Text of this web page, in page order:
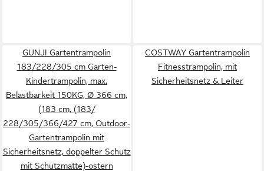
GUNJI Gartentrampolin
183/228/305 cm Garten-
Kindertrampolin, max.
Belastbarkeit 150KG, Ø 366 cm,
(183 cm, (183/
228/305/366/427 cm, Outdoor-
Gartentrampolin mit
Sicherheitsnetz, doppelter Schutz
mit Schutzmatte)-ostern
COSTWAY Gartentrampolin
Fitnesstrampolin, mit
Sicherheitsnetz & Leiter